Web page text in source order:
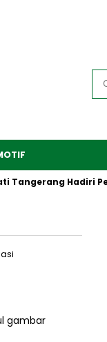
Tangerang Hadiri
gambar